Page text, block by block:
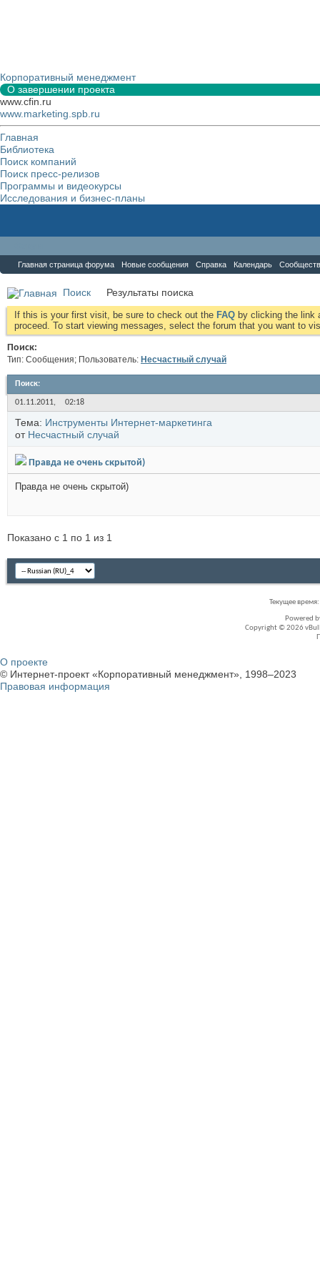
Корпоративный менеджмент
О завершении проекта
www.cfin.ru
www.marketing.spb.ru
Главная
Библиотека
Поиск компаний
Поиск пресс-релизов
Программы и видеокурсы
Исследования и бизнес-планы
Главная страница форума Новые сообщения Справка Календарь
Поиск Результаты поиска
If this is your first visit, be sure to check out the FAQ by clicking the link
proceed. To start viewing messages, select the forum that you want to
Поиск:
Тип: Сообщения; Пользователь: Несчастный случай
Поиск:
01.11.2011, 02:18
Тема: Инструменты Интернет-маркетинга
от Несчастный случай
Правда не очень скрытой)
Правда не очень скрытой)
Показано с 1 по 1 из 1
Текущее время:
Powered
Copyright © 2026
О проекте
© Интернет-проект «Корпоративный менеджмент», 1998–2023
Правовая информация